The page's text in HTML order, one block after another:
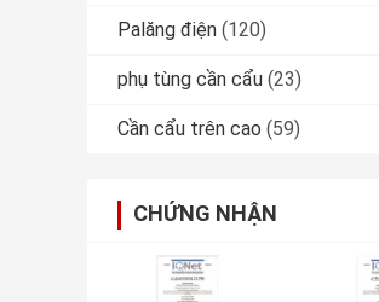
Palăng điện (120)
phụ tùng cần cẩu (23)
Cần cẩu trên cao (59)
CHỨNG NHẬN